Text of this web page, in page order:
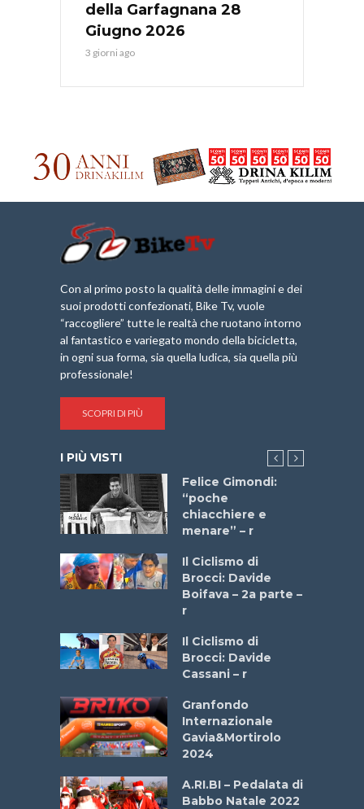
della Garfagnana 28
Giugno 2026
3 giorni ago
Con al primo posto la qualità delle immagini e dei
suoi prodotti confezionati, Bike Tv, vuole
“raccogliere” tutte le realtà che ruotano intorno
al fantastico e variegato mondo della bicicletta,
in ogni sua forma, sia quella ludica, sia quella più
professionale!
SCOPRI DI PIÙ
I PIÙ VISTI
Felice Gimondi:
“poche
chiacchiere e
menare” – r
Il Ciclismo di
Brocci: Davide
Boifava – 2a parte –
r
Il Ciclismo di
Brocci: Davide
Cassani – r
Granfondo
Internazionale
Gavia&Mortirolo
2024
A.RI.BI – Pedalata di
Babbo Natale 2022